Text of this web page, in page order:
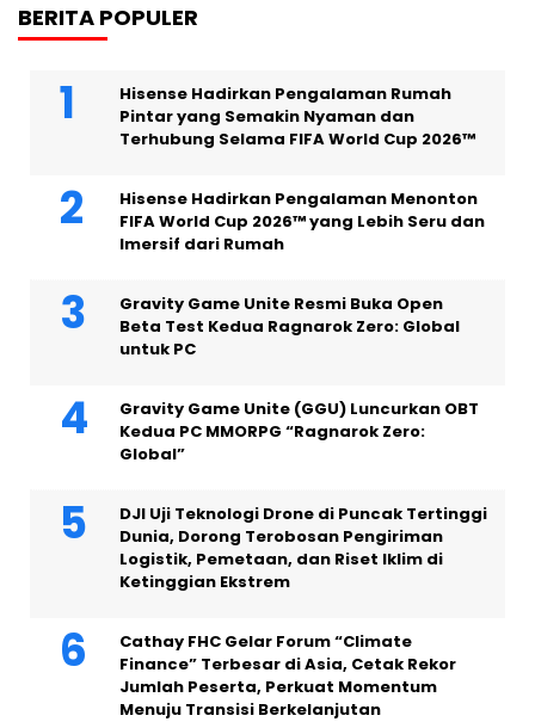
BERITA POPULER
Hisense Hadirkan Pengalaman Rumah
Pintar yang Semakin Nyaman dan
Terhubung Selama FIFA World Cup 2026™
Hisense Hadirkan Pengalaman Menonton
FIFA World Cup 2026™ yang Lebih Seru dan
Imersif dari Rumah
Gravity Game Unite Resmi Buka Open
Beta Test Kedua Ragnarok Zero: Global
untuk PC
Gravity Game Unite (GGU) Luncurkan OBT
Kedua PC MMORPG “Ragnarok Zero:
Global”
DJI Uji Teknologi Drone di Puncak Tertinggi
Dunia, Dorong Terobosan Pengiriman
Logistik, Pemetaan, dan Riset Iklim di
Ketinggian Ekstrem
Cathay FHC Gelar Forum “Climate
Finance” Terbesar di Asia, Cetak Rekor
Jumlah Peserta, Perkuat Momentum
Menuju Transisi Berkelanjutan